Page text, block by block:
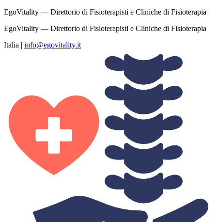
EgoVitality — Direttorio di Fisioterapisti e Cliniche di Fisioterapia
EgoVitality — Direttorio di Fisioterapisti e Cliniche di Fisioterapia
Italia | info@egovitality.it